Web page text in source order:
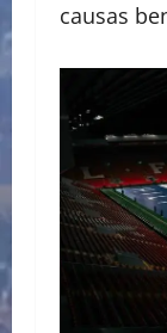
causas